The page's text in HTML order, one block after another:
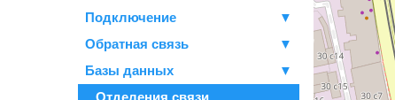
Подключение
▼
Обратная связь
▼
Базы данных
▼